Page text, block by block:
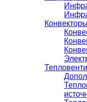
Конвекторы